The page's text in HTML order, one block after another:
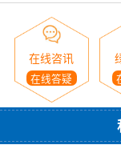
在线咨讯
在线答疑